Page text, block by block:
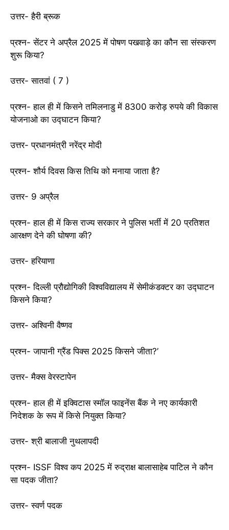
उत्तर- हैरी ब्रूक
प्रश्न- सेंटर ने अप्रैल 2025 में पोषण पखवाड़े का कौन सा संस्करण
शुरू किया?
उत्तर- सातवां ( 7 )
प्रश्न- हाल ही में किसने तमिलनाडु में 8300 करोड़ रुपये की विकास
योजनाओ का उद्घाटन किया?
उत्तर- प्रधानमंत्री नरेंद्र मोदी
प्रश्न- शौर्य दिवस किस तिथि को मनाया जाता है?
उत्तर- 9 अप्रैल
प्रश्न- हाल ही में किस राज्य सरकार ने पुलिस भर्ती में 20 प्रतिशत
आरक्षण देने की घोषणा की?
उत्तर- हरियाणा
प्रश्न- दिल्ली प्रौद्योगिकी विश्वविद्यालय में सेमीकंडक्टर का उद्घाटन
किसने किया?
उत्तर- अश्विनी वैष्णव
प्रश्न- जापानी ग्रैंड पिक्स 2025 किसने जीता?’
उत्तर- मैक्स वेरस्टापेन
प्रश्न- हाल ही में इक्विटास स्मॉल फाइनेंस बैंक ने नए कार्यकारी
निदेशक के रूप में किसे नियुक्त किया?
उत्तर- श्री बालाजी नुथलापदी
प्रश्न- ISSF विश्व कप 2025 में रुद्राक्ष बालासाहेब पाटिल ने कौन
सा पदक जीता?
उत्तर- स्वर्ण पदक